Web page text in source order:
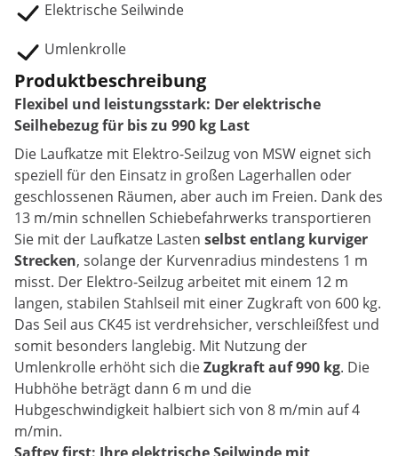
Elektrische Seilwinde
Umlenkrolle
Produktbeschreibung
Flexibel und leistungsstark: Der elektrische
Seilhebezug für bis zu 990 kg Last
Die Laufkatze mit Elektro-Seilzug von MSW eignet sich
speziell für den Einsatz in großen Lagerhallen oder
geschlossenen Räumen, aber auch im Freien. Dank des
13 m/min schnellen Schiebefahrwerks transportieren
Sie mit der Laufkatze Lasten selbst entlang kurviger
Strecken, solange der Kurvenradius mindestens 1 m
misst. Der Elektro-Seilzug arbeitet mit einem 12 m
langen, stabilen Stahlseil mit einer Zugkraft von 600 kg.
Das Seil aus CK45 ist verdrehsicher, verschleißfest und
somit besonders langlebig. Mit Nutzung der
Umlenkrolle erhöht sich dieZugkraft auf 990 kg. Die
Hubhöhe beträgt dann 6 m und die
Hubgeschwindigkeit halbiert sich von 8 m/min auf 4
m/min.